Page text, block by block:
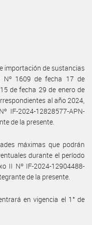
importación de sustancias
Nº 1609 de fecha 17 de
de fecha 29 de enero de
al año 2024,
IF-2024-12828577-APN-
de la presente.
máximas que podrán
durante el período
II Nº IF-2024-12904488-
de la presente.
en vigencia el 1° de